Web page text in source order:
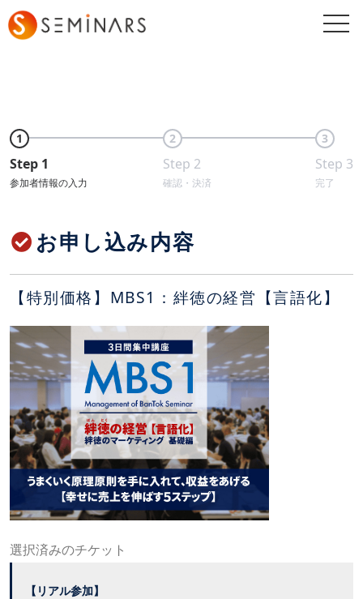
1
Step 1
参加者情報の入力
2
Step 2
確認・決済
3
Step 3
完了
お申し込み内容
【特別価格】MBS1：絆徳の経営【言語化】
選択済みのチケット
【リアル参加】